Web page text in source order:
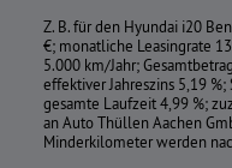
Z. B. für den Hyundai i20
€; monatliche Leasingrate
5.000 km/Jahr;
effektiver Jahreszins 5,19
gesamte Laufzeit 4,99 %;
an Auto Thüllen Aachen
Minderkilometer werden